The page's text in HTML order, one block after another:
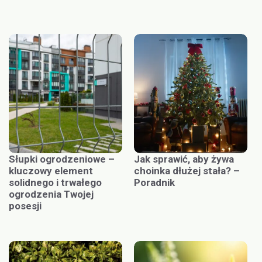
Słupki ogrodzeniowe –
kluczowy element
solidnego i trwałego
ogrodzenia Twojej
posesji
Jak sprawić, aby żywa
choinka dłużej stała? –
Poradnik